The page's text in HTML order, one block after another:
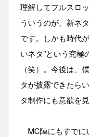
理解してフルスロ
ういうのが、新ネ
です。しかも時代
いネタ”という究極
（笑）。今後は、
タが披露できたら
タ制作にも意欲を
MC陣にもすでに